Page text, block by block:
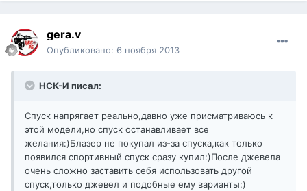
gera.v
Опубликовано: 6 ноября 2013
НСК-И писал:
Спуск напрягает реально,давно уже присматриваюсь к
этой модели,но спуск останавливает все
желания:)Блазер не покупал из-за спуска,как только
появился спортивный спуск сразу купил:)После джевела
очень сложно заставить себя использовать другой
спуск,только джевел и подобные ему варианты:)